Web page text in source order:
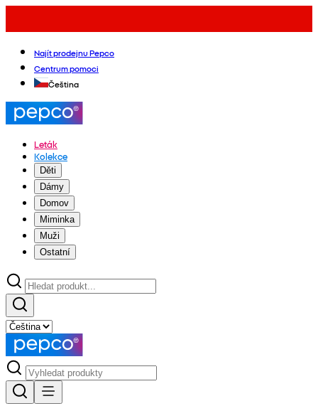
Najít prodejnu Pepco
Centrum pomoci
Čeština
Leták
Kolekce
Děti
Dámy
Domov
Miminka
Muži
Ostatní